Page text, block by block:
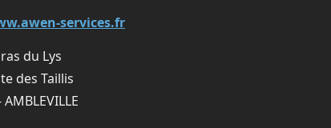
services.fr
du Lys
des Taillis